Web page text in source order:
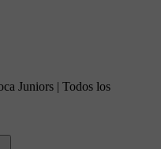
Juniors | Todos los